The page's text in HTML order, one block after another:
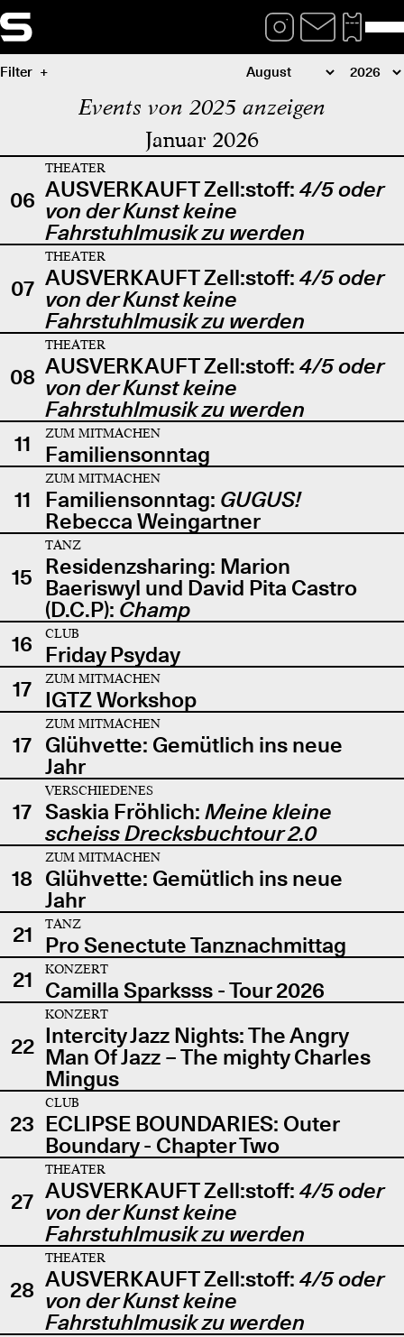
Filter
Events von 2025 anzeigen
Januar 2026
06
THEATER
AUSVERKAUFT Zell:stoff: 4/5 oder
von der Kunst keine
Fahrstuhlmusik zu werden
07
THEATER
AUSVERKAUFT Zell:stoff: 4/5 oder
von der Kunst keine
Fahrstuhlmusik zu werden
08
THEATER
AUSVERKAUFT Zell:stoff: 4/5 oder
von der Kunst keine
Fahrstuhlmusik zu werden
11
ZUM MITMACHEN
Familiensonntag
11
ZUM MITMACHEN
Familiensonntag: GUGUS!
Rebecca Weingartner
15
TANZ
Residenzsharing: Marion
Baeriswyl und David Pita Castro
(D.C.P): Champ
16
CLUB
Friday Psyday
17
ZUM MITMACHEN
IGTZ Workshop
17
ZUM MITMACHEN
Glühvette: Gemütlich ins neue
Jahr
17
VERSCHIEDENES
Saskia Fröhlich: Meine kleine
scheiss Drecksbuchtour 2.0
18
ZUM MITMACHEN
Glühvette: Gemütlich ins neue
Jahr
21
TANZ
Pro Senectute Tanznachmittag
21
KONZERT
Camilla Sparksss - Tour 2026
22
KONZERT
Intercity Jazz Nights: The Angry
Man Of Jazz – The mighty Charles
Mingus
23
CLUB
ECLIPSE BOUNDARIES: Outer
Boundary - Chapter Two
27
THEATER
AUSVERKAUFT Zell:stoff: 4/5 oder
von der Kunst keine
Fahrstuhlmusik zu werden
28
THEATER
AUSVERKAUFT Zell:stoff: 4/5 oder
von der Kunst keine
Fahrstuhlmusik zu werden